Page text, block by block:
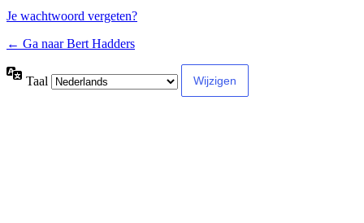
Je wachtwoord vergeten?
← Ga naar Bert Hadders
Taal